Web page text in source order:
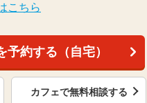
こちら
約する（自宅）
カフェで無料相談する